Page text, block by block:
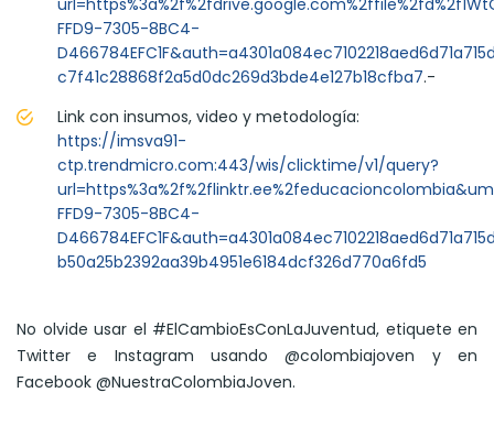
FFD9-7305-8BC4-
c7f41c28868f2a5d0dc269d3bde4e127b18cfba7.-
Link con insumos, video y metodología:
https://imsva91-
ctp.trendmicro.com:443/wis/clicktime/v1/query?
FFD9-7305-8BC4-
b50a25b2392aa39b4951e6184dcf326d770a6fd5
No olvide usar el #ElCambioEsConLaJuventud, etiquete en
Twitter e Instagram usando @colombiajoven y en
Facebook @NuestraColombiaJoven.